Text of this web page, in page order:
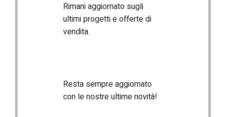
Rimani aggiornato sugli
ultimi progetti e offerte di
vendita.
Resta sempre aggiornato
con le nostre ultime novità!